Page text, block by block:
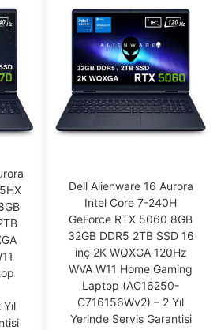
Dell Alienware 16 Aurora
Intel Core 7-240H
GeForce RTX 5060 8GB
32GB DDR5 2TB SSD 16
inç 2K WQXGA 120Hz
WVA W11 Home Gaming
Laptop (AC16250-
C716156Wv2) – 2 Yıl
Yerinde Servis Garantisi